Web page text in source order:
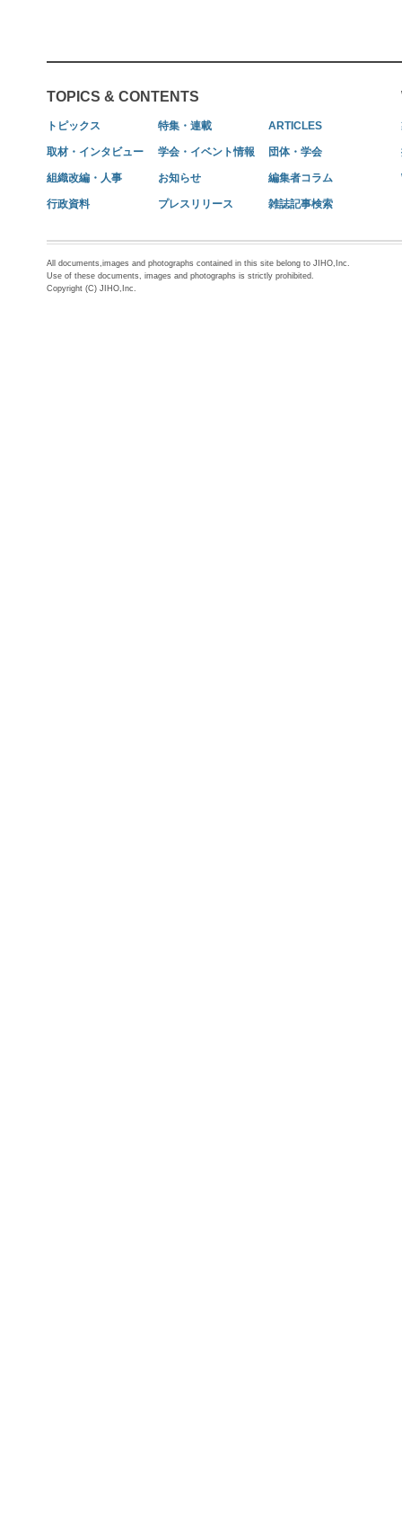
TOPICS & CONTENTS
トピックス 特集・連載 ARTICLES
取材・インタビュー 学会・イベント情報 団体・学会
組織改編・人事 お知らせ 編集者コラム
行政資料 プレスリリース 雑誌記事検索
All documents,images and photographs contained in this site belong to JIHO,Inc.
Use of these documents, images and photographs is strictly prohibited.
Copyright (C) JIHO,Inc.